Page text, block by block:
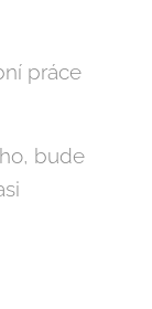
práce
bude